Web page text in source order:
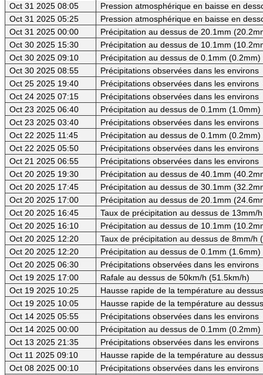
Oct 31 2025 08:05
Pression atmosphérique en baisse en
Oct 31 2025 05:25
Pression atmosphérique en baisse en
Oct 31 2025 00:00
Précipitation au dessus de 20.1mm
Oct 30 2025 15:30
Précipitation au dessus de 10.1mm
Oct 30 2025 09:10
Précipitation au dessus de 0.1mm
Oct 30 2025 08:55
Précipitations observées dans les environs
Oct 25 2025 19:40
Précipitations observées dans les environs
Oct 24 2025 07:15
Précipitations observées dans les environs
Oct 23 2025 06:40
Précipitation au dessus de 0.1mm
Oct 23 2025 03:40
Précipitations observées dans les environs
Oct 22 2025 11:45
Précipitation au dessus de 0.1mm
Oct 22 2025 05:50
Précipitations observées dans les environs
Oct 21 2025 06:55
Précipitations observées dans les environs
Oct 20 2025 19:30
Précipitation au dessus de 40.1mm
Oct 20 2025 17:45
Précipitation au dessus de 30.1mm
Oct 20 2025 17:00
Précipitation au dessus de 20.1mm
Oct 20 2025 16:45
Taux de précipitation au dessus de 13mm/
Oct 20 2025 16:10
Précipitation au dessus de 10.1mm
Oct 20 2025 12:20
Taux de précipitation au dessus de 8mm/h
Oct 20 2025 12:20
Précipitation au dessus de 0.1mm
Oct 20 2025 06:30
Précipitations observées dans les environs
Oct 19 2025 17:00
Rafale au dessus de 50km/h (51.5km/h)
Oct 19 2025 10:25
Hausse rapide de la température au
Oct 19 2025 10:05
Hausse rapide de la température au
Oct 14 2025 05:55
Précipitations observées dans les environs
Oct 14 2025 00:00
Précipitation au dessus de 0.1mm
Oct 13 2025 21:35
Précipitations observées dans les environs
Oct 11 2025 09:10
Hausse rapide de la température au
Oct 08 2025 00:10
Précipitations observées dans les environs